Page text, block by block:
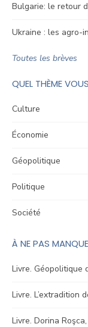
Bulgarie: le retour
Ukraine : les agro-
Toutes les brèves
QUEL THÈME
Culture
Économie
Géopolitique
Politique
Société
À NE PAS
Livre. Géopolitique
Livre. L’extradition
Livre. Dorina